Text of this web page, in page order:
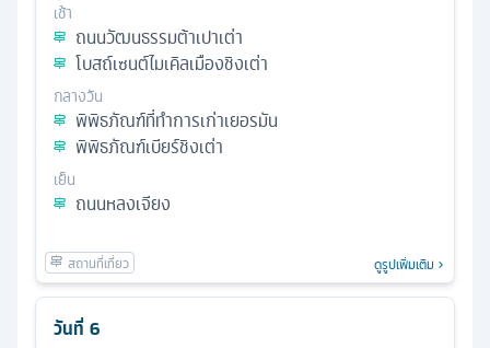
เช้า
ถนนวัฒนธรรมต้าเปาเต่า
โบสถ์เซนต์ไมเคิลเมืองชิงเต่า
กลางวัน
พิพิธภัณฑ์ที่ทำการเก่าเยอรมัน
พิพิธภัณฑ์เบียร์ชิงเต่า
เย็น
ถนนหลงเจียง
ดูรูปเพิ่มเติม
วันที่ 6